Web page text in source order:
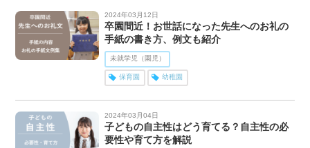
2024年03月12日
卒園間近！お世話になった先生へのお礼の
手紙の書き方、例文も紹介
未就学児（園児）
保育園 幼稚園
2024年03月04日
子どもの自主性はどう育てる？自主性の必
要性や育て方を解説